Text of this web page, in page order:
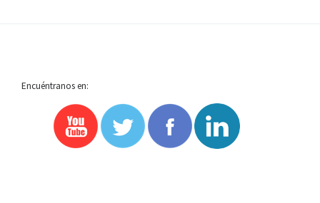
Encuéntranos en: